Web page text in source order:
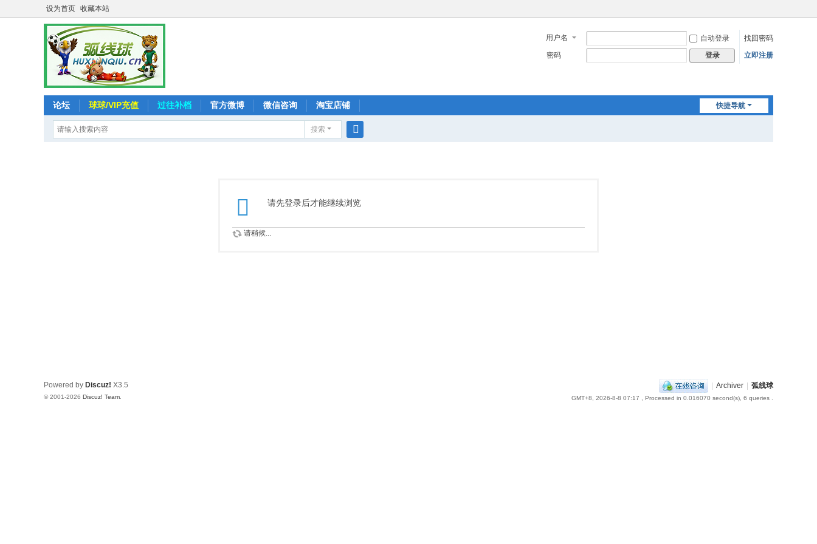
设为首页 收藏本站
用户名 自动登录
找回密码
密码
登录 立即注册
快捷导航
论坛 球球/VIP充值 过往补档 官方微博 微信咨询 淘宝店铺
搜索
请先登录后才能继续浏览
请稍候...
| Archiver | 弧线球
GMT+8, 2026-8-8 07:17 , Processed in 0.016070 second(s), 6 queries .
Powered by Discuz! X3.5
© 2001-2026 Discuz! Team